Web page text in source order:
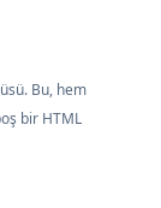
Bu, hem
bir HTML